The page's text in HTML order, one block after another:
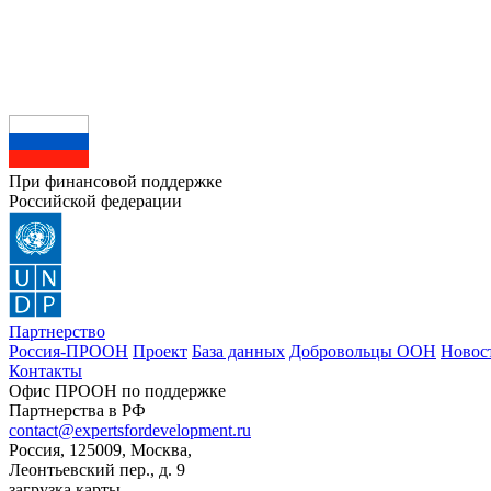
При финансовой поддержке
Российской федерации
Партнерство
Россия-ПРООН Проект База данных Добровольцы ООН
Контакты
Офис ПРООН по поддержке
Партнерства в РФ
contact@expertsfordevelopment.ru
Россия, 125009, Москва,
Леонтьевский пер., д. 9